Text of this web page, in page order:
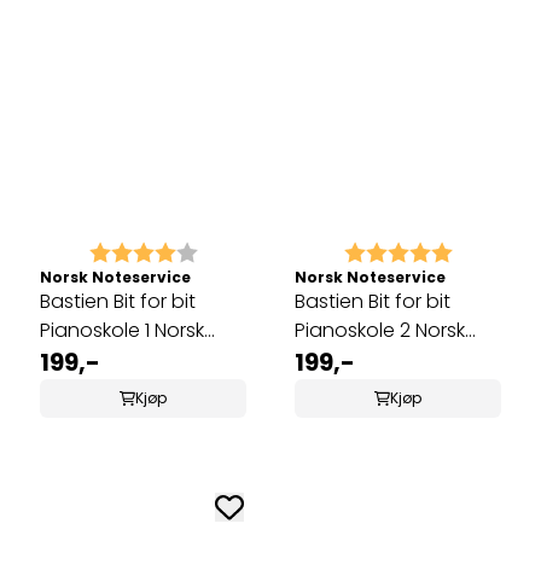
Karakter: 4.0 av 5 mulige
Norsk Noteservice
Bastien Bit for bit
Pianoskole 1 Norsk
utgave
199,-
Kjøp
Karakter: 5.0 av 5
Norsk Noteservice
Bastien Bit for bit
Pianoskole 2 Norsk
utgave
199,-
Kjøp